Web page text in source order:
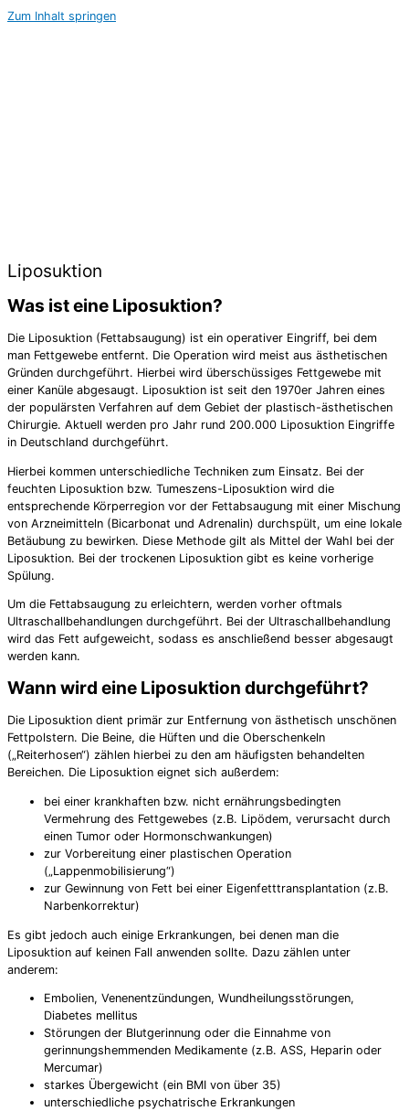
Zum Inhalt springen
Liposuktion
Was ist eine Liposuktion?
Die Liposuktion (Fettabsaugung) ist ein operativer Eingriff, bei dem
man Fettgewebe entfernt. Die Operation wird meist aus ästhetischen
Gründen durchgeführt. Hierbei wird überschüssiges Fettgewebe mit
einer Kanüle abgesaugt. Liposuktion ist seit den 1970er Jahren eines
der populärsten Verfahren auf dem Gebiet der plastisch-ästhetischen
Chirurgie. Aktuell werden pro Jahr rund 200.000 Liposuktion Eingriffe
in Deutschland durchgeführt.
Hierbei kommen unterschiedliche Techniken zum Einsatz. Bei der
feuchten Liposuktion bzw. Tumeszens-Liposuktion wird die
entsprechende Körperregion vor der Fettabsaugung mit einer Mischung
von Arzneimitteln (Bicarbonat und Adrenalin) durchspült, um eine lokale
Betäubung zu bewirken. Diese Methode gilt als Mittel der Wahl bei der
Liposuktion. Bei der trockenen Liposuktion gibt es keine vorherige
Spülung.
Um die Fettabsaugung zu erleichtern, werden vorher oftmals
Ultraschallbehandlungen durchgeführt. Bei der Ultraschallbehandlung
wird das Fett aufgeweicht, sodass es anschließend besser abgesaugt
werden kann.
Wann wird eine Liposuktion durchgeführt?
Die Liposuktion dient primär zur Entfernung von ästhetisch unschönen
Fettpolstern. Die Beine, die Hüften und die Oberschenkeln
(„Reiterhosen“) zählen hierbei zu den am häufigsten behandelten
Bereichen. Die Liposuktion eignet sich außerdem:
bei einer krankhaften bzw. nicht ernährungsbedingten
Vermehrung des Fettgewebes (z.B. Lipödem, verursacht durch
einen Tumor oder Hormonschwankungen)
zur Vorbereitung einer plastischen Operation
(„Lappenmobilisierung“)
zur Gewinnung von Fett bei einer Eigenfetttransplantation (z.B.
Narbenkorrektur)
Es gibt jedoch auch einige Erkrankungen, bei denen man die
Liposuktion auf keinen Fall anwenden sollte. Dazu zählen unter
anderem:
Embolien, Venenentzündungen, Wundheilungsstörungen,
Diabetes mellitus
Störungen der Blutgerinnung oder die Einnahme von
gerinnungshemmenden Medikamente (z.B. ASS, Heparin oder
Mercumar)
starkes Übergewicht (ein BMI von über 35)
unterschiedliche psychatrische Erkrankungen